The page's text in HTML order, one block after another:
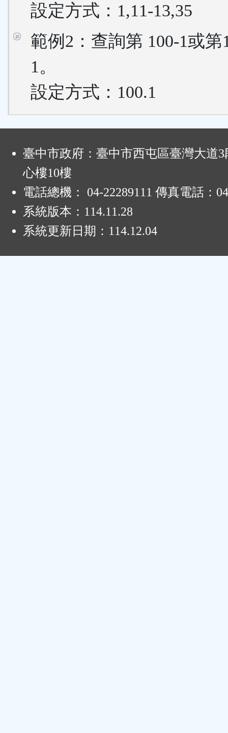
設定方式：1,11-13,35
範例2：查詢第 100-1或第
1。
設定方式：100.1
臺中市政府：臺中市西屯區臺灣大道3
心樓10樓
電話總機： 04-22289111 傳真電話：
系統版本： 114.11.28
系統更新日期： 114.12.04